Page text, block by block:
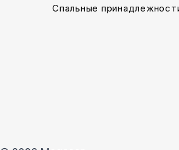
Спальные